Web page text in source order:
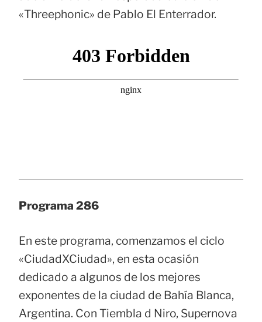
«Threephonic» de Pablo El Enterrador.
Programa 286
En este programa, comenzamos el ciclo
«CiudadXCiudad», en esta ocasión
dedicado a algunos de los mejores
exponentes de la ciudad de Bahía Blanca,
Argentina. Con Tiembla d Niro, Supernova